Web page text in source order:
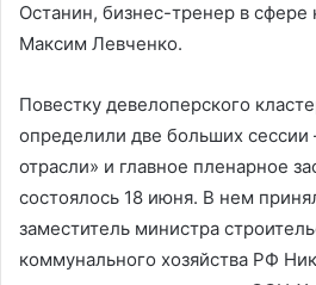
Останин, бизнес-тренер в
Максим Левченко.
Повестку девелоперского
определили две больших
отрасли» и главное пленарное
состоялось 18 июня. В нем
заместитель министра
коммунального хозяйства РФ